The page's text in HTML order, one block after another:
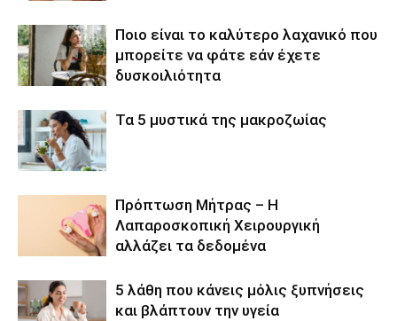
Ποιο είναι το καλύτερο λαχανικό που
μπορείτε να φάτε εάν έχετε
δυσκοιλιότητα
Τα 5 μυστικά της μακροζωίας
Πρόπτωση Μήτρας – Η
Λαπαροσκοπική Χειρουργική
αλλάζει τα δεδομένα
5 λάθη που κάνεις μόλις ξυπνήσεις
και βλάπτουν την υγεία